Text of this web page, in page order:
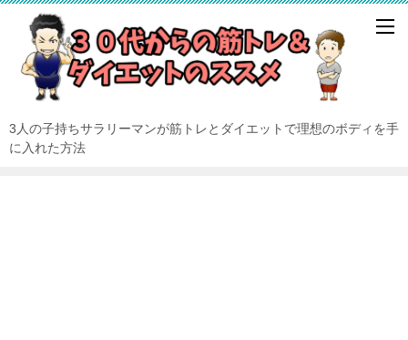
3人の子持ちサラリーマンが筋トレとダイエットで理想のボディを手
に入れた方法